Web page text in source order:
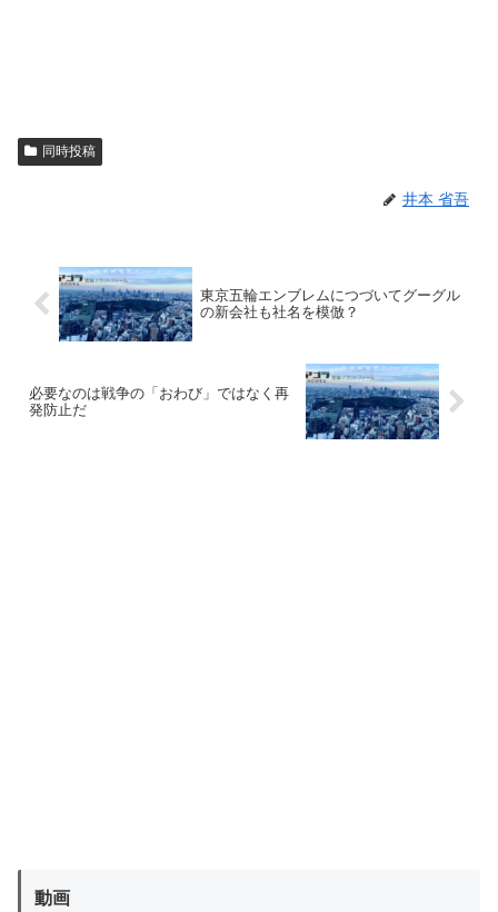
同時投稿
井本 省吾
東京五輪エンブレムにつづいてグーグル
の新会社も社名を模倣？
必要なのは戦争の「おわび」ではなく再
発防止だ
動画